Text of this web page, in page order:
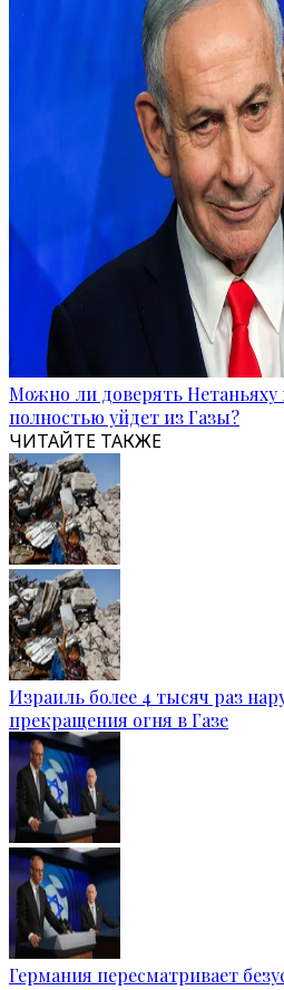
Можно ли доверять Нетаньяху
полностью уйдет из Газы?
ЧИТАЙТЕ ТАКЖЕ
Израиль более 4 тысяч раз
прекращения огня в Газе
Германия пересматривает